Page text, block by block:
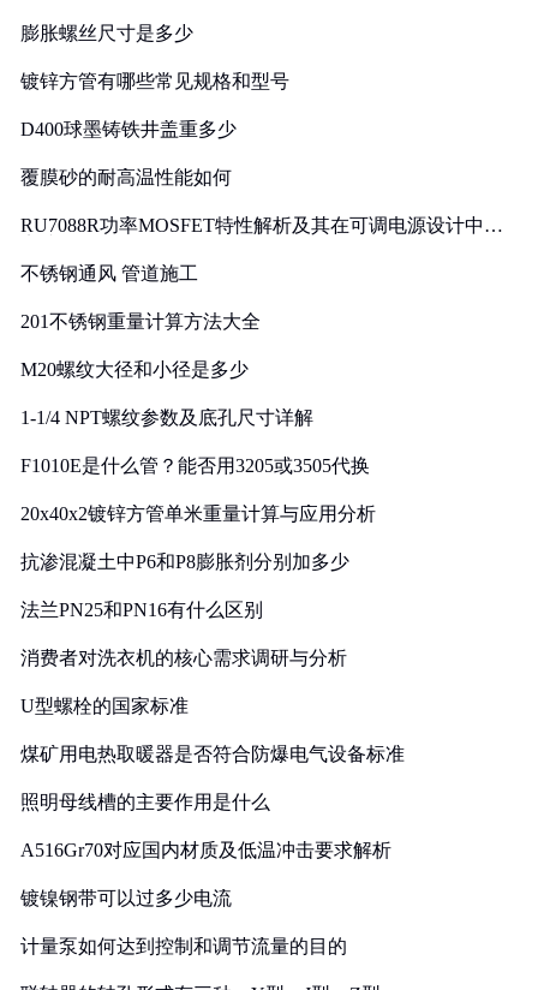
膨胀螺丝尺寸是多少
镀锌方管有哪些常见规格和型号
D400球墨铸铁井盖重多少
覆膜砂的耐高温性能如何
RU7088R功率MOSFET特性解析及其在可调电源设计中的
不锈钢通风 管道施工
201不锈钢重量计算方法大全
M20螺纹大径和小径是多少
1-1/4 NPT螺纹参数及底孔尺寸详解
F1010E是什么管？能否用3205或3505代换
20x40x2镀锌方管单米重量计算与应用分析
抗渗混凝土中P6和P8膨胀剂分别加多少
法兰PN25和PN16有什么区别
消费者对洗衣机的核心需求调研与分析
U型螺栓的国家标准
煤矿用电热取暖器是否符合防爆电气设备标准
照明母线槽的主要作用是什么
A516Gr70对应国内材质及低温冲击要求解析
镀镍钢带可以过多少电流
计量泵如何达到控制和调节流量的目的